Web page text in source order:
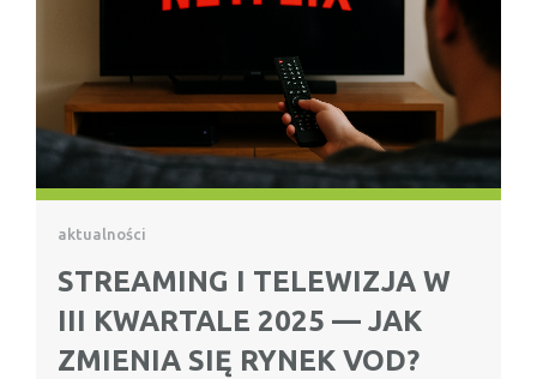
aktualności
STREAMING I TELEWIZJA W
III KWARTALE 2025 — JAK
ZMIENIA SIĘ RYNEK VOD?